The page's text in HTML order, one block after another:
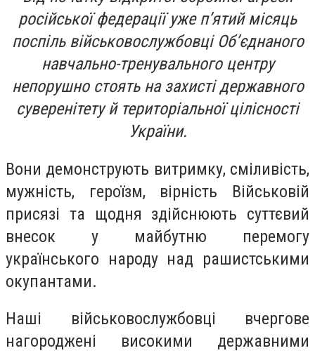
російської федерації уже п’ятий місяць
поспіль військовослужбовці Об’єднаного
навчально-тренувального центру
непорушно стоять на захисті державного
суверенітету й територіальної цілісності
України.
Вони демонструють витримку, сміливість,
мужність, героїзм, вірність Військовій
присязі та щодня здійснюють суттєвий
внесок у майбутню перемогу
українського народу над рашистськими
окупантами.
Наші військовослужбовці вчергове
нагороджені високими державними